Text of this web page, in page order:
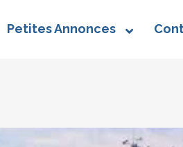
Petites Annonces